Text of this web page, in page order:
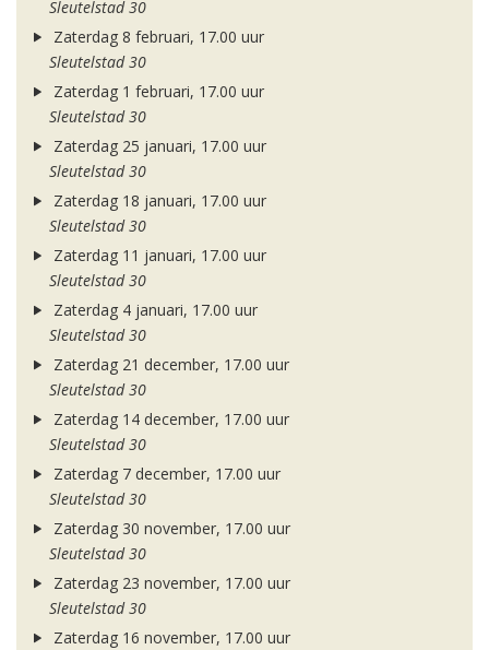
Sleutelstad 30
Zaterdag 8 februari, 17.00 uur
Sleutelstad 30
Zaterdag 1 februari, 17.00 uur
Sleutelstad 30
Zaterdag 25 januari, 17.00 uur
Sleutelstad 30
Zaterdag 18 januari, 17.00 uur
Sleutelstad 30
Zaterdag 11 januari, 17.00 uur
Sleutelstad 30
Zaterdag 4 januari, 17.00 uur
Sleutelstad 30
Zaterdag 21 december, 17.00 uur
Sleutelstad 30
Zaterdag 14 december, 17.00 uur
Sleutelstad 30
Zaterdag 7 december, 17.00 uur
Sleutelstad 30
Zaterdag 30 november, 17.00 uur
Sleutelstad 30
Zaterdag 23 november, 17.00 uur
Sleutelstad 30
Zaterdag 16 november, 17.00 uur